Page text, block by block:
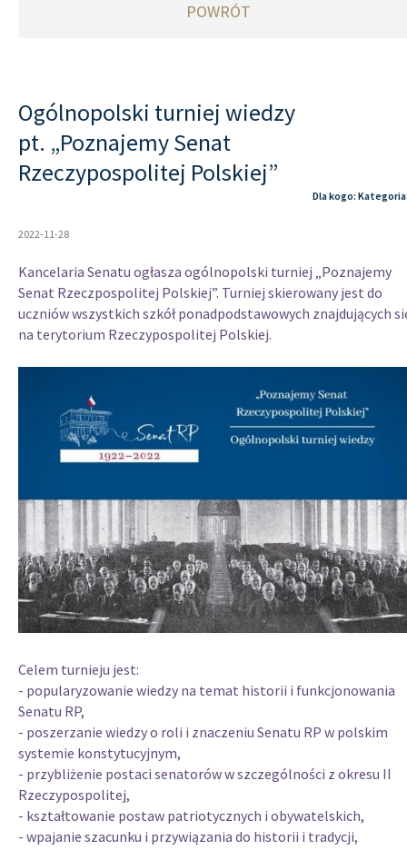
POWRÓT
Ogólnopolski turniej wiedzy
pt. „Poznajemy Senat
Rzeczypospolitej Polskiej”
Dla kogo:
2022-11-28
Kancelaria Senatu ogłasza ogólnopolski turniej „Poznajemy
Senat Rzeczpospolitej Polskiej”. Turniej skierowany jest do
uczniów wszystkich szkół ponadpodstawowych znajdujących
na terytorium Rzeczypospolitej Polskiej.
Celem turnieju jest:
- popularyzowanie wiedzy na temat historii i funkcjonowania
Senatu RP,
- poszerzanie wiedzy o roli i znaczeniu Senatu RP w polskim
systemie konstytucyjnym,
- przybliżenie postaci senatorów w szczególności z okresu II
Rzeczypospolitej,
- kształtowanie postaw patriotycznych i obywatelskich,
- wpajanie szacunku i przywiązania do historii i tradycji,